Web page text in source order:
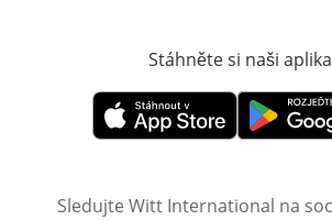
Stáhněte si naši
Otevře v novém okněOtevře v
Sledujte Witt International na